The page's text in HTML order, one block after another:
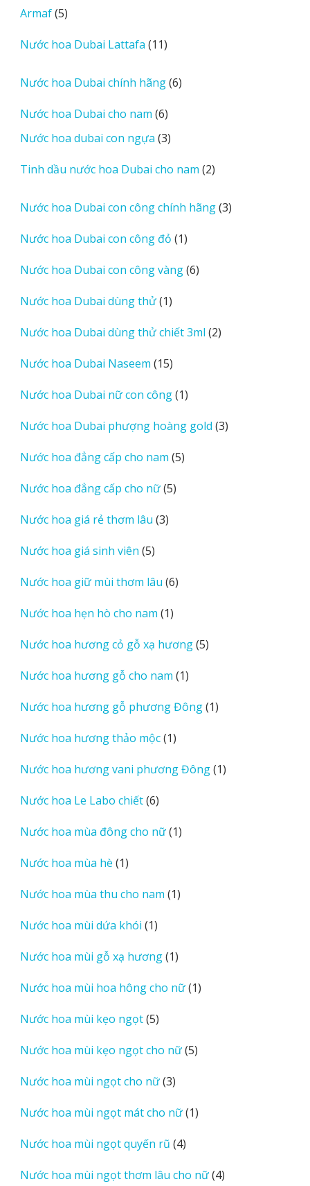
Armaf 55
phẩm
Nước hoa Dubai Lattafa 1111
phẩm
Nước hoa Dubai chính hãng 66
Nước hoa Dubai cho nam 66
sản
phẩm
Nước hoa dubai con ngựa 33
phẩm
Tinh dầu nước hoa Dubai cho nam 22
phẩm
Nước hoa Dubai con công chính hãng 33
Nước hoa Dubai con công đỏ 11
phẩm
Nước hoa Dubai con công vàng 66
Nước hoa Dubai dùng thử 11
phẩm
Nước hoa Dubai dùng thử chiết 3ml 22
Nước hoa Dubai Naseem 1515
phẩm
Nước hoa Dubai nữ con công 11
phẩm
Nước hoa Dubai phượng hoàng gold 33
Nước hoa đẳng cấp cho nam 55
Nước hoa đẳng cấp cho nữ 55
Nước hoa giá rẻ thơm lâu 33
Nước hoa giá sinh viên 55
phẩm
Nước hoa giữ mùi thơm lâu 66
Nước hoa hẹn hò cho nam 11
phẩm
Nước hoa hương cỏ gỗ xạ hương 55
Nước hoa hương gỗ cho nam 11
phẩm
Nước hoa hương gỗ phương Đông 11
Nước hoa hương thảo mộc 11
phẩm
Nước hoa hương vani phương Đông 11
Nước hoa Le Labo chiết 66
phẩm
Nước hoa mùa đông cho nữ 11
Nước hoa mùa hè 11
phẩm
Nước hoa mùa thu cho nam 11
Nước hoa mùi dứa khói 11
phẩm
Nước hoa mùi gỗ xạ hương 11
phẩm
Nước hoa mùi hoa hông cho nữ 11
Nước hoa mùi kẹo ngọt 55
phẩm
Nước hoa mùi kẹo ngọt cho nữ 55
Nước hoa mùi ngọt cho nữ 33
phẩm
Nước hoa mùi ngọt mát cho nữ 11
Nước hoa mùi ngọt quyến rũ 44
phẩm
Nước hoa mùi ngọt thơm lâu cho nữ 44